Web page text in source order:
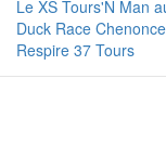
Le XS Tours'N Man
Duck Race
Respire 37 Tours